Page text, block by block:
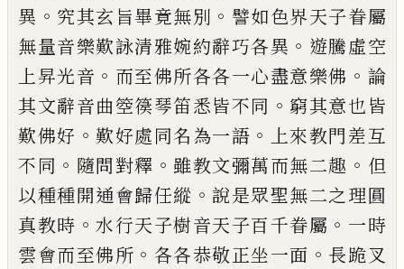
異 。 究其玄旨畢竟無別 。 譬如色界天子眷屬
無量音樂歎詠清雅婉約辭巧各異 。 遊騰虛空
上昇光音 。 而至佛所各各一心盡意樂佛 。 論
其文辭音曲箜篌琴笛悉皆不同 。 窮其意也皆
歎佛好 。歎好處同名為一語 。
上來教門差互
不同 。 隨問對釋 。雖教文彌萬而無二趣 。 但
以種種開通會歸任縱 。說是眾聖無二之理圓
真教時 。水行天子樹音天子百千眷屬 。 一時
雲會而至佛所 。 各各恭敬正坐一面 。 長跪叉